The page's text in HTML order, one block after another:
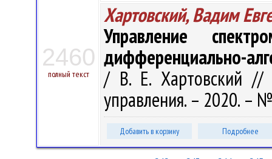
2460
полный текст
Хартовский, Вадим
Управление
дифференциально-
/ В. Е. Хартовский //
управления. – 2020. –
Добавить в корзину Подробнее